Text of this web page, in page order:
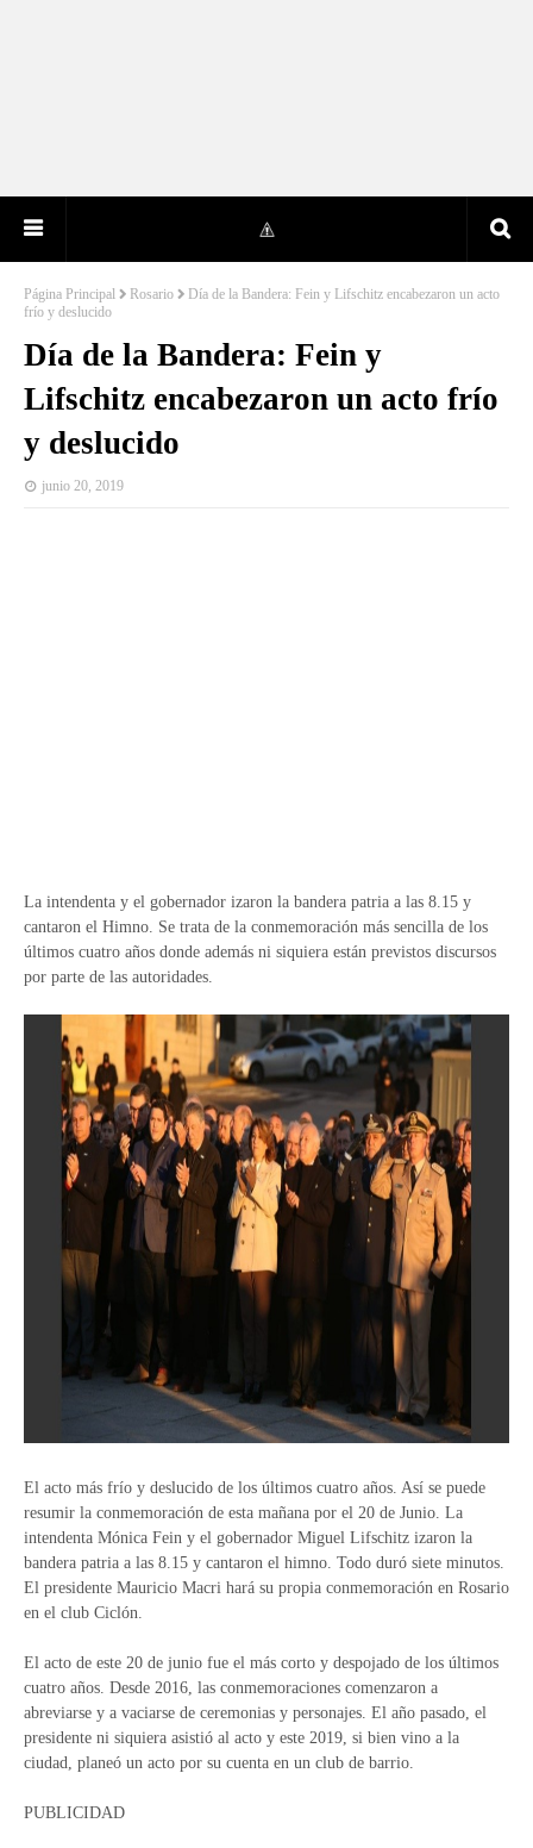
Página Principal Rosario
Día de la Bandera: Fein y Lifschitz encabezaron un acto
frío y deslucido
Día de la Bandera: Fein y
Lifschitz encabezaron un acto frío
y deslucido
junio 20, 2019
La intendenta y el gobernador izaron la bandera patria a las 8.15 y
cantaron el Himno. Se trata de la conmemoración más sencilla de los
últimos cuatro años donde además ni siquiera están previstos discursos
por parte de las autoridades.
El acto más frío y deslucido de los últimos cuatro años. Así se puede
resumir la conmemoración de esta mañana por el 20 de Junio. La
intendenta Mónica Fein y el gobernador Miguel Lifschitz izaron la
bandera patria a las 8.15 y cantaron el himno. Todo duró siete minutos.
El presidente Mauricio Macri hará su propia conmemoración en Rosario
en el club Ciclón.
El acto de este 20 de junio fue el más corto y despojado de los últimos
cuatro años. Desde 2016, las conmemoraciones comenzaron a
abreviarse y a vaciarse de ceremonias y personajes. El año pasado, el
presidente ni siquiera asistió al acto y este 2019, si bien vino a la
ciudad, planeó un acto por su cuenta en un club de barrio.
PUBLICIDAD